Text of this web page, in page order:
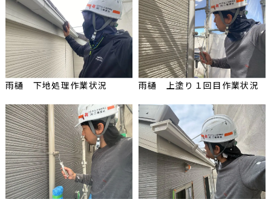
雨樋 下地処理作業状況 雨樋 上塗り１回目作業状況